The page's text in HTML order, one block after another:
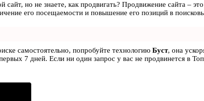
сайт, но не знаете, как продвигать? Продвижение сайта –
его посещаемости и повышение его позиций в
самостоятельно, попробуйте технологию Буст, она
7 дней. Если ни один запрос у вас не продвинется в